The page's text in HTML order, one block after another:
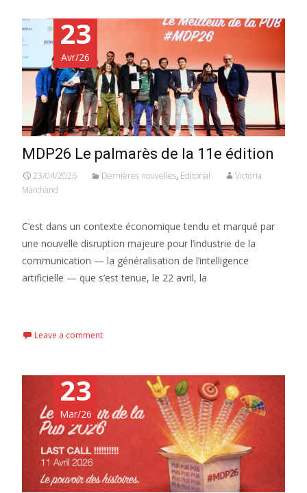
23
Avr/26
MDP26 Le palmarès de la 11e édition
23/04/2026 Dernières nouvelles, Editorial
Victoria
Marchand
C’est dans un contexte économique tendu et marqué par
une nouvelle disruption majeure pour l’industrie de la
communication — la généralisation de l’intelligence
artificielle — que s’est tenue, le 22 avril, la
Leave a comment
23
Mar/26